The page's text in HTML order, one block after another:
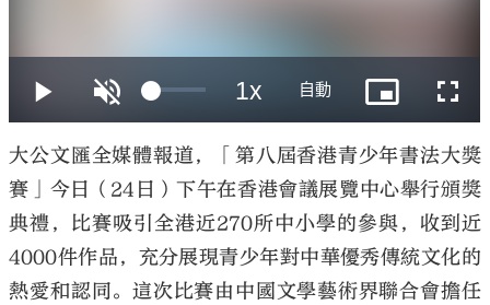
大公文匯全媒體報道，「第八屆香港青少年書法大獎
賽」今日（24日）下午在香港會議展覽中心舉行頒獎
典禮，比賽吸引全港近270所中小學的參與，收到近
4000件作品，充分展現青少年對中華優秀傳統文化的
熱愛和認同。這次比賽由中國文學藝術界聯合會擔任